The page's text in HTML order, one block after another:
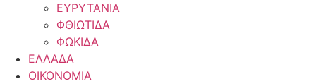
ΕΥΡΥΤΑΝΙΑ
ΦΘΙΩΤΙΔΑ
ΦΩΚΙΔΑ
ΕΛΛΑΔΑ
ΟΙΚΟΝΟΜΙΑ